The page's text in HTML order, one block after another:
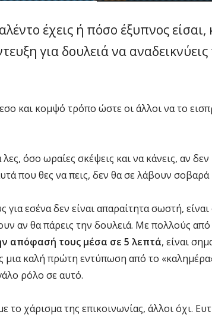
έχεις ή πόσο έξυπνος είσαι,
για δουλειά να
και κομψό τρόπο ώστε οι άλλοι να το
όσο ωραίες σκέψεις και να κάνεις, αν
που θες να πεις, δεν θα σε λάβουν
για εσένα δεν είναι απαραίτητα σωστή,
αν θα πάρεις την δουλειά. Με πολλούς
απόφασή τους μέσα σε 5 λεπτά, είναι
μια καλή πρώτη εντύπωση από το
ρόλο σε αυτό.
το χάρισμα της επικοινωνίας, άλλοι όχι.